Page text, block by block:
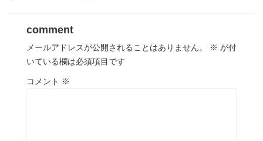
comment
メールアドレスが公開されることはありません。 ※ が付
いている欄は必須項目です
コメント ※